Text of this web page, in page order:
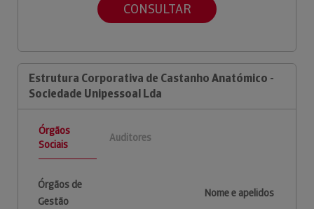
CONSULTAR
Estrutura Corporativa de Castanho Anatómico -
Sociedade Unipessoal Lda
Órgãos
Sociais
Auditores
Órgãos de
Gestão
Nome e apelidos